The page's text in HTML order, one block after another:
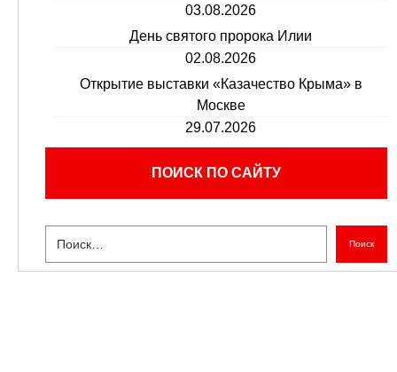
03.08.2026
День святого пророка Илии
02.08.2026
Открытие выставки «Казачество Крыма» в
Москве
29.07.2026
ПОИСК ПО САЙТУ
Поиск